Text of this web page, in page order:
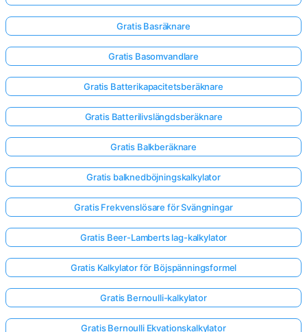
Gratis Basräknare
Gratis Basomvandlare
Gratis Batterikapacitetsberäknare
Gratis Batterilivslängdsberäknare
Gratis Balkberäknare
Gratis balknedböjningskalkylator
Gratis Frekvenslösare för Svängningar
Gratis Beer-Lamberts lag-kalkylator
Gratis Kalkylator för Böjspänningsformel
Gratis Bernoulli-kalkylator
Gratis Bernoulli Ekvationskalkylator